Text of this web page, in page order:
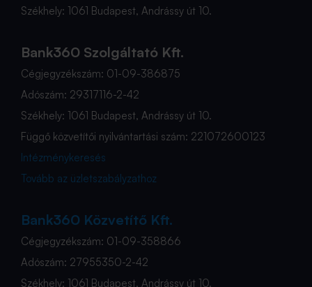
Székhely: 1061 Budapest, Andrássy út 10.
Bank360 Szolgáltató Kft.
Cégjegyzékszám: 01-09-386875
Adószám: 29317116-2-42
Székhely: 1061 Budapest, Andrássy út 10.
Függő közvetítői nyilvántartási szám: 221072600123
Intézménykeresés
Tovább az üzletszabályzathoz
Bank360 Közvetítő Kft.
Cégjegyzékszám: 01-09-358866
Adószám: 27955350-2-42
Székhely: 1061 Budapest, Andrássy út 10.